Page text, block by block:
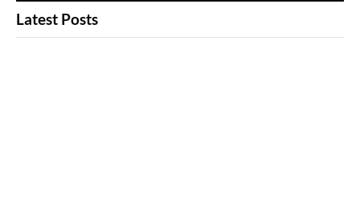
Latest Posts